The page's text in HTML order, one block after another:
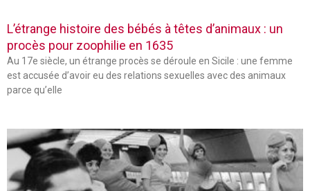
L’étrange histoire des bébés à têtes d’animaux : un
procès pour zoophilie en 1635
Au 17e siècle, un étrange procès se déroule en Sicile : une femme
est accusée d’avoir eu des relations sexuelles avec des animaux
parce qu’elle